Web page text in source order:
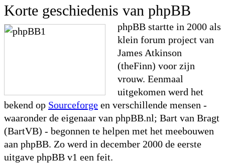
Korte geschiedenis van phpBB
phpBB startte in 2000 als
klein forum project van
James Atkinson
(theFinn) voor zijn
vrouw. Eenmaal
uitgekomen werd het
bekend op Sourceforge en verschillende mensen -
waaronder de eigenaar van phpBB.nl; Bart van Bragt
(BartVB) - begonnen te helpen met het meebouwen
aan phpBB. Zo werd in december 2000 de eerste
uitgave phpBB v1 een feit.